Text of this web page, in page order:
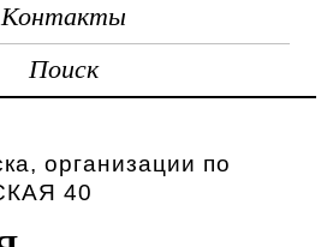
Контакты
Поиск
организации по
40